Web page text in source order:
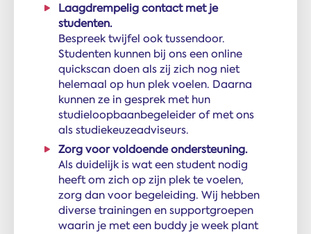
Laagdrempelig contact met je
studenten.
Bespreek twijfel ook tussendoor.
Studenten kunnen bij ons een online
quickscan doen als zij zich nog niet
helemaal op hun plek voelen. Daarna
kunnen ze in gesprek met hun
studieloopbaanbegeleider of met ons
als studiekeuzeadviseurs.
Zorg voor voldoende ondersteuning.
Als duidelijk is wat een student nodig
heeft om zich op zijn plek te voelen,
zorg dan voor begeleiding. Wij hebben
diverse trainingen en supportgroepen
waarin je met een buddy je week plant